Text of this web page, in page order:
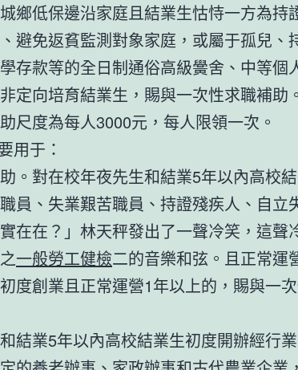
鄉低保邊沿家庭且結業生怙恃一方為持
避免返貧監測對象家庭，或屬于孤兒、
存款等的全日制通俗高級黌舍、中等個
定向培育結業生，賜與一次性求職補助。
尺度為每人3000元，每人限領一次。
用于：
。對在校年夜先生和結業5年以內高校結
員、失業艱苦職員、持證殘疾人、自立
在在？」林天秤發出了一聲冷笑，這聲
一般勞工健檢二的音樂和弦。且正常運
度創業且正常運營1年以上的，賜與一
結業5年以內高校結業生初度開辦經行